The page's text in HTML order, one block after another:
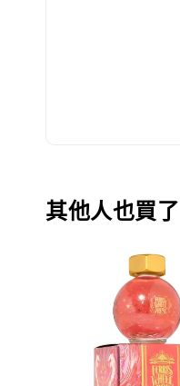
其他人也買了